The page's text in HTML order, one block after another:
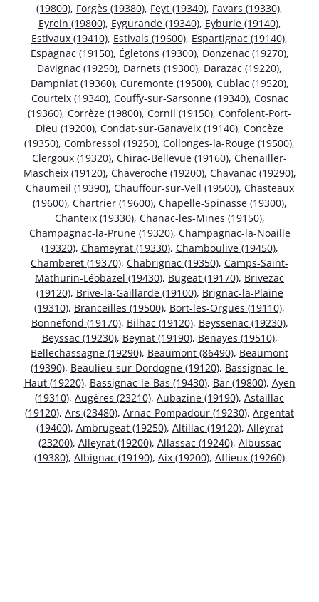
(19800), Forgès (19380), Feyt (19340), Favars (19330),
Eyrein (19800), Eygurande (19340), Eyburie (19140),
Estivaux (19410), Estivals (19600), Espartignac (19140),
Espagnac (19150), Égletons (19300), Donzenac (19270),
Davignac (19250), Darnets (19300), Darazac (19220),
Dampniat (19360), Curemonte (19500), Cublac (19520),
Courteix (19340), Couffy-sur-Sarsonne (19340), Cosnac
(19360), Corrèze (19800), Cornil (19150), Confolent-Port-
Dieu (19200), Condat-sur-Ganaveix (19140), Concèze
(19350), Combressol (19250), Collonges-la-Rouge (19500),
Clergoux (19320), Chirac-Bellevue (19160), Chenailler-
Mascheix (19120), Chaveroche (19200), Chavanac (19290),
Chaumeil (19390), Chauffour-sur-Vell (19500), Chasteaux
(19600), Chartrier (19600), Chapelle-Spinasse (19300),
Chanteix (19330), Chanac-les-Mines (19150),
Champagnac-la-Prune (19320), Champagnac-la-Noaille
(19320), Chameyrat (19330), Chamboulive (19450),
Chamberet (19370), Chabrignac (19350), Camps-Saint-
Mathurin-Léobazel (19430), Bugeat (19170), Brivezac
(19120), Brive-la-Gaillarde (19100), Brignac-la-Plaine
(19310), Branceilles (19500), Bort-les-Orgues (19110),
Bonnefond (19170), Bilhac (19120), Beyssenac (19230),
Beyssac (19230), Beynat (19190), Benayes (19510),
Bellechassagne (19290), Beaumont (86490), Beaumont
(19390), Beaulieu-sur-Dordogne (19120), Bassignac-le-
Haut (19220), Bassignac-le-Bas (19430), Bar (19800), Ayen
(19310), Augères (23210), Aubazine (19190), Astaillac
(19120), Ars (23480), Arnac-Pompadour (19230), Argentat
(19400), Ambrugeat (19250), Altillac (19120), Alleyrat
(23200), Alleyrat (19200), Allassac (19240), Albussac
(19380), Albignac (19190), Aix (19200), Affieux (19260)